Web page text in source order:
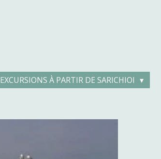
EXCURSIONS À PARTIR DE SARICHIOI